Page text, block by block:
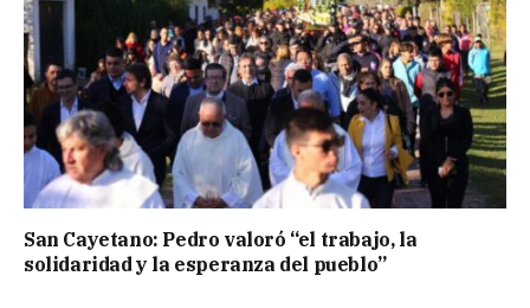
San Cayetano: Pedro valoró “el trabajo, la
solidaridad y la esperanza del pueblo”